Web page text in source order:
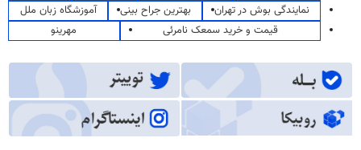
نمایندگی بوش در تهران
بهترین جراح بینی
آموزشگاه زبان ملل
قیمت و خرید سمعک نامرئی
مهرینو